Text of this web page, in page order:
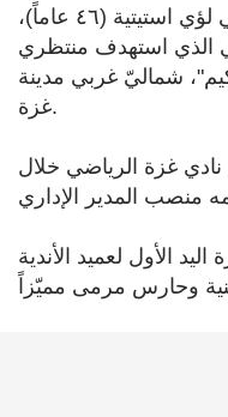
استشهد مدير نادي غزة الرياضي لؤي استيتية (٤٦ عاماً)،
الذي استهدف منتظري
شماليّ غربي مدينة
غزة.
غزة الرياضي خلال
الأول لعميد الأندية